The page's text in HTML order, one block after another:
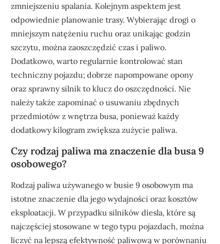
zmniejszeniu spalania. Kolejnym aspektem jest
odpowiednie planowanie trasy. Wybierając drogi o
mniejszym natężeniu ruchu oraz unikając godzin
szczytu, można zaoszczędzić czas i paliwo.
Dodatkowo, warto regularnie kontrolować stan
techniczny pojazdu; dobrze napompowane opony
oraz sprawny silnik to klucz do oszczędności. Nie
należy także zapominać o usuwaniu zbędnych
przedmiotów z wnętrza busa, ponieważ każdy
dodatkowy kilogram zwiększa zużycie paliwa.
Czy rodzaj paliwa ma znaczenie dla busa 9
osobowego?
Rodzaj paliwa używanego w busie 9 osobowym ma
istotne znaczenie dla jego wydajności oraz kosztów
eksploatacji. W przypadku silników diesla, które są
najczęściej stosowane w tego typu pojazdach, można
liczyć na lepszą efektywność paliwową w porównaniu